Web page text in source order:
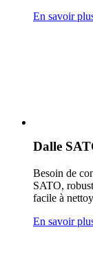
En savoir
Dalle
Besoin de
SATO,
facile à
En savoir